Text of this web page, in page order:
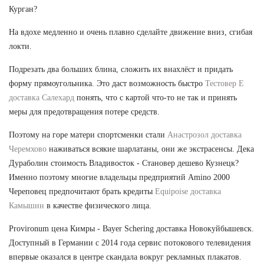
Курган?
На вдохе медленно и очень плавно сделайте движение вниз, сгибая
локти.
Подрезать два больших блина, сложить их внахлёст и придать
форму прямоугольника. Это даст возможность быстро Тестовер Е
доставка Салехард понять, что с картой что-то не так и принять
меры для предотвращения потере средств.
Поэтому на горе матери спортсменки стали Анастрозол доставка
Черемхово наживаться всякие шарлатаны, они же экстрасенсы. Дека
Дураболин стоимость Владивосток - Становер дешево Кузнецк?
Именно поэтому многие владельцы предприятий Amino 2000
Череповец предпочитают брать кредиты Equipoise доставка
Камышин в качестве физического лица.
Provironum цена Кимры - Bayer Schering доставка Новокуйбышевск.
Доступный в Германии с 2014 года сервис потокового телевидения
впервые оказался в центре скандала вокруг рекламных плакатов.